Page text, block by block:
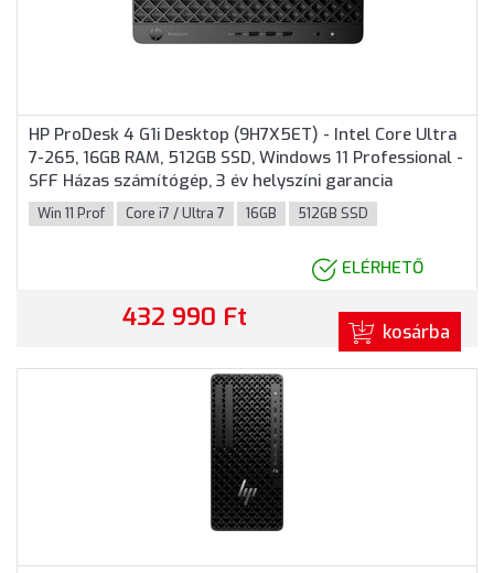
HP ProDesk 4 G1i Desktop (9H7X5ET) - Intel Core Ultra
7-265, 16GB RAM, 512GB SSD, Windows 11 Professional -
SFF Házas számítógép, 3 év helyszíni garancia
Win 11 Prof Core i7 / Ultra 7 16GB 512GB SSD
ELÉRHETŐ
432 990 Ft kosárba